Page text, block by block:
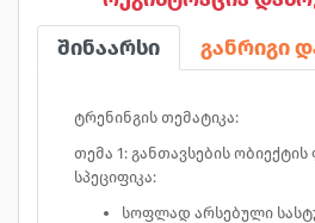
შინაარსი
განრიგი
ტრენინგის თემატიკა:
თემა 1: განთავსების
სპეციფიკა:
სოფლად არსებული